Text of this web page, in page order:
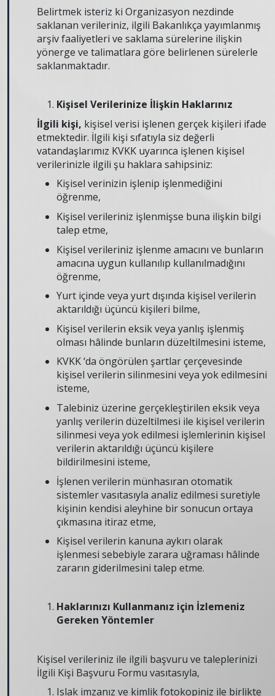
Belirtmek isteriz ki Organizasyon nezdinde
saklanan verileriniz, ilgili Bakanlıkça yayımlanmış
arşiv faaliyetleri ve saklama sürelerine ilişkin
yönerge ve talimatlara göre belirlenen sürelerle
saklanmaktadır.
Kişisel Verilerinize İlişkin Haklarınız
İlgili kişi, kişisel verisi işlenen gerçek kişileri ifade
etmektedir. İlgili kişi sıfatıyla siz değerli
vatandaşlarımız KVKK uyarınca işlenen kişisel
verilerinizle ilgili şu haklara sahipsiniz:
Kişisel verinizin işlenip işlenmediğini
öğrenme,
Kişisel verileriniz işlenmişse buna ilişkin bilgi
talep etme,
Kişisel verileriniz işlenme amacını ve bunların
amacına uygun kullanılıp kullanılmadığını
öğrenme,
Yurt içinde veya yurt dışında kişisel verilerin
aktarıldığı üçüncü kişileri bilme,
Kişisel verilerin eksik veya yanlış işlenmiş
olması hâlinde bunların düzeltilmesini isteme,
KVKK ‘da öngörülen şartlar çerçevesinde
kişisel verilerin silinmesini veya yok edilmesini
isteme,
Talebiniz üzerine gerçekleştirilen eksik veya
yanlış verilerin düzeltilmesi ile kişisel verilerin
silinmesi veya yok edilmesi işlemlerinin kişisel
verilerin aktarıldığı üçüncü kişilere
bildirilmesini isteme,
İşlenen verilerin münhasıran otomatik
sistemler vasıtasıyla analiz edilmesi suretiyle
kişinin kendisi aleyhine bir sonucun ortaya
çıkmasına itiraz etme,
Kişisel verilerin kanuna aykırı olarak
işlenmesi sebebiyle zarara uğraması hâlinde
zararın giderilmesini talep etme.
Haklarınızı Kullanmanız için İzlemeniz
Gereken Yöntemler
Kişisel verileriniz ile ilgili başvuru ve taleplerinizi
İlgili Kişi Başvuru Formu vasıtasıyla,
Islak imzanız ve kimlik fotokopiniz ile birlikte